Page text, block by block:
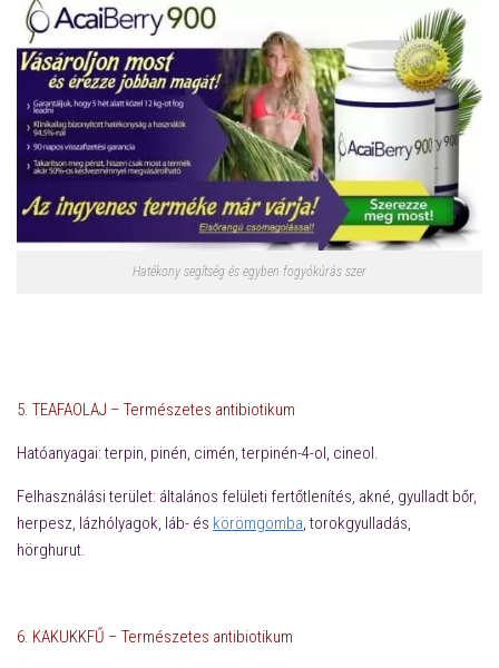
Hatékony segítség és egyben fogyókúrás szer
5. TEAFAOLAJ – Természetes antibiotikum
Hatóanyagai:terpin, pinén, cimén, terpinén-4-ol, cineol.
Felhasználási terület: általános felületi fertőtlenítés, akné, gyulladt bőr,
herpesz, lázhólyagok, láb- és körömgomba, torokgyulladás,
hörghurut.
6. KAKUKKFŰ – Természetes antibiotikum